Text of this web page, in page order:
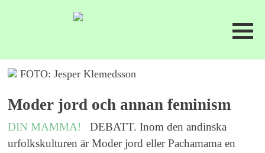
FOTO: Jesper Klemedsson
Moder jord och annan feminism
DIN MAMMA!
DEBATT. Inom den andinska
urfolkskulturen är Moder jord eller Pachamama en